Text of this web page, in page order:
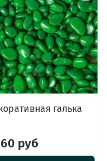
галька
руб